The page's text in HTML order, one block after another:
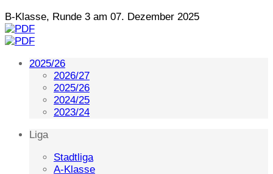
B-Klasse, Runde 3 am 07. Dezember 2025
2025/26
2026/27
2025/26
2024/25
2023/24
Liga
Stadtliga
A-Klasse